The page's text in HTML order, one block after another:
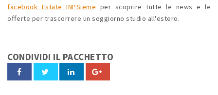
facebook Estate INPSieme per scoprire tutte le news e le
oﬀerte per trascorrere un soggiorno studio all'estero.
CONDIVIDI IL PACCHETTO